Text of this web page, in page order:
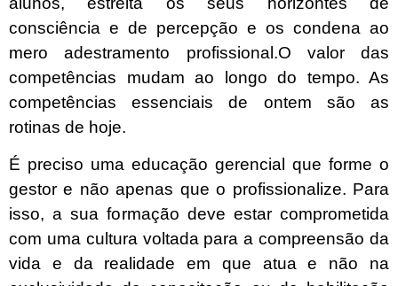
consciência e de percepção e os condena ao
mero adestramento profissional.O valor das
competências mudam ao longo do tempo. As
competências essenciais de ontem são as
rotinas de hoje.
É preciso uma educação gerencial que forme o
gestor e não apenas que o profissionalize. Para
isso, a sua formação deve estar comprometida
com uma cultura voltada para a compreensão da
vida e da realidade em que atua e não na